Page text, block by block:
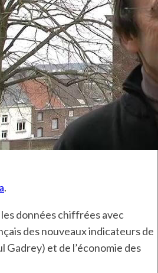
.
les données chiffrées avec
des nouveaux indicateurs de
Gadrey) et de l’économie des